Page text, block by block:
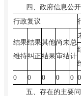
四、政府信息公
行政复议
结果
维持
结果
纠正
其他
结果
尚未
审结
总
计
0
0 0 0 0 0
五、存在的主要